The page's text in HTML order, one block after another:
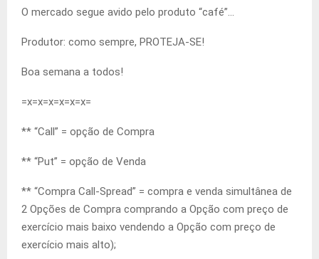
O mercado segue avido pelo produto “café”…
Produtor: como sempre, PROTEJA-SE!
Boa semana a todos!
=x=x=x=x=x=x=
** “Call” = opção de Compra
** “Put” = opção de Venda
** “Compra Call-Spread” = compra e venda simultânea de
2 Opções de Compra comprando a Opção com preço de
exercício mais baixo vendendo a Opção com preço de
exercício mais alto);